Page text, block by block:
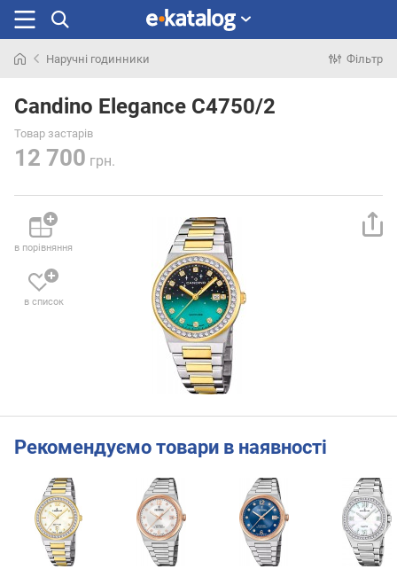
раніше
Наручні годинники Фільтр
Candino Elegance C4750/2
Товар застарів
12 700 грн.
в порівняння
в список
Рекомендуємо товари в наявності